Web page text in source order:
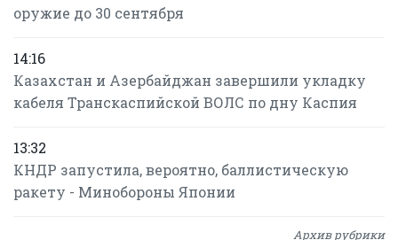
оружие до 30 сентября
14:16
Казахстан и Азербайджан завершили укладку
кабеля Транскаспийской ВОЛС по дну Каспия
13:32
КНДР запустила, вероятно, баллистическую
ракету - Минобороны Японии
Архив рубрики